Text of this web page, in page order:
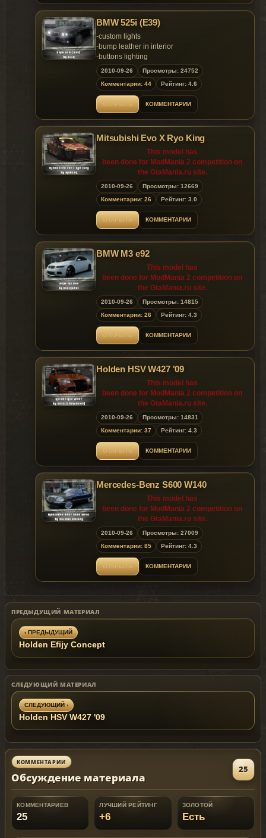
BMW 525i (E39)
-custom lights
-bump leather in interior
-buttons lighting
-indicators on panel
-2 extras:
-beer in boot (by Sirano Vabis)
-bag in boot (by Rockstar Games)
-Mcintosh audiosystem
-damageable sunroof
-quality dirt
-optimized LOD's:
-LOD 0 - 71.489
-LOD 1 - 56.844
-clean log(Messaging bar) after export
This model has
been done for ModMania 2 competition on
the GtaMania.ru site.
Releasing the model on other sites until
10.03.2010 (the 3rd
of October 2010) is prohibited!
2010-09-26
Просмотры: 24752
Комментарии: 44
Рейтинг: 4.6
КОММЕНТАРИИ
Mitsubishi Evo X Ryo King
This model has
been done for ModMania 2 competition on
the GtaMania.ru site.
Releasing the model on other sites until
10.03.2010 (the 3rd
of October 2010) is prohibited!
2010-09-26
Просмотры: 12669
Комментарии: 26
Рейтинг: 3.0
КОММЕНТАРИИ
BMW M3 e92
This model has
been done for ModMania 2 competition on
the GtaMania.ru site.
Releasing the model on other sites until
10.03.2010 (the 3rd
of October 2010) is prohibited!
2010-09-26
Просмотры: 14815
Комментарии: 26
Рейтинг: 4.3
КОММЕНТАРИИ
Holden HSV W427 '09
This model has
been done for ModMania 2 competition on
the GtaMania.ru site.
Releasing the model on other sites until
10.03.2010 (the 3rd
of October 2010) is prohibited!
2010-09-26
Просмотры: 14831
Комментарии: 37
Рейтинг: 4.3
КОММЕНТАРИИ
Mercedes-Benz S600 W140
This model has
been done for ModMania 2 competition on
the GtaMania.ru site.
Releasing the model on other sites until
10.03.2010 (the 3rd
of October 2010) is prohibited!
2010-09-26
Просмотры: 27009
Комментарии: 85
Рейтинг: 4.3
КОММЕНТАРИИ
ПРЕДЫДУЩИЙ МАТЕРИАЛ
‹ ПРЕДЫДУЩИЙ
Holden Efijy Concept
СЛЕДУЮЩИЙ МАТЕРИАЛ
СЛЕДУЮЩИЙ ›
Holden HSV W427 '09
КОММЕНТАРИИ
Обсуждение материала
25
КОММЕНТАРИЕВ
25
ЛУЧШИЙ РЕЙТИНГ
+6
ЗОЛОТОЙ
Есть